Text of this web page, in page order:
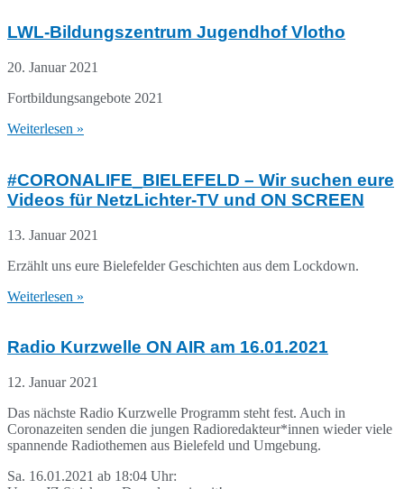
LWL-Bildungszentrum Jugendhof Vlotho
20. Januar 2021
Fortbildungsangebote 2021
Weiterlesen »
#CORONALIFE_BIELEFELD – Wir suchen eure
Videos für NetzLichter-TV und ON SCREEN
13. Januar 2021
Erzählt uns eure Bielefelder Geschichten aus dem Lockdown.
Weiterlesen »
Radio Kurzwelle ON AIR am 16.01.2021
12. Januar 2021
Das nächste Radio Kurzwelle Programm steht fest. Auch in
Coronazeiten senden die jungen Radioredakteur*innen wieder viele
spannende Radiothemen aus Bielefeld und Umgebung.
Sa. 16.01.2021 ab 18:04 Uhr: